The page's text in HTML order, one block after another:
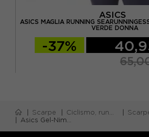
ASICS
ASICS MAGLIA RUNNING
VERDE DONNA
-37%
Scarpe Ciclismo, running e piscina
Scarpe
Asics Gel-Nimbus 28 Cold Moss Illuminate Verde - Scarpe Running Uomo